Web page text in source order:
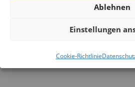
Ablehnen
Einstellungen
Cookie-Richtlinie